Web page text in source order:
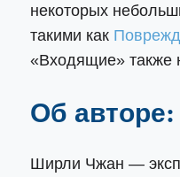
некоторых
такими как
«Входящие» также
Об авторе:
Ширли Чжан —